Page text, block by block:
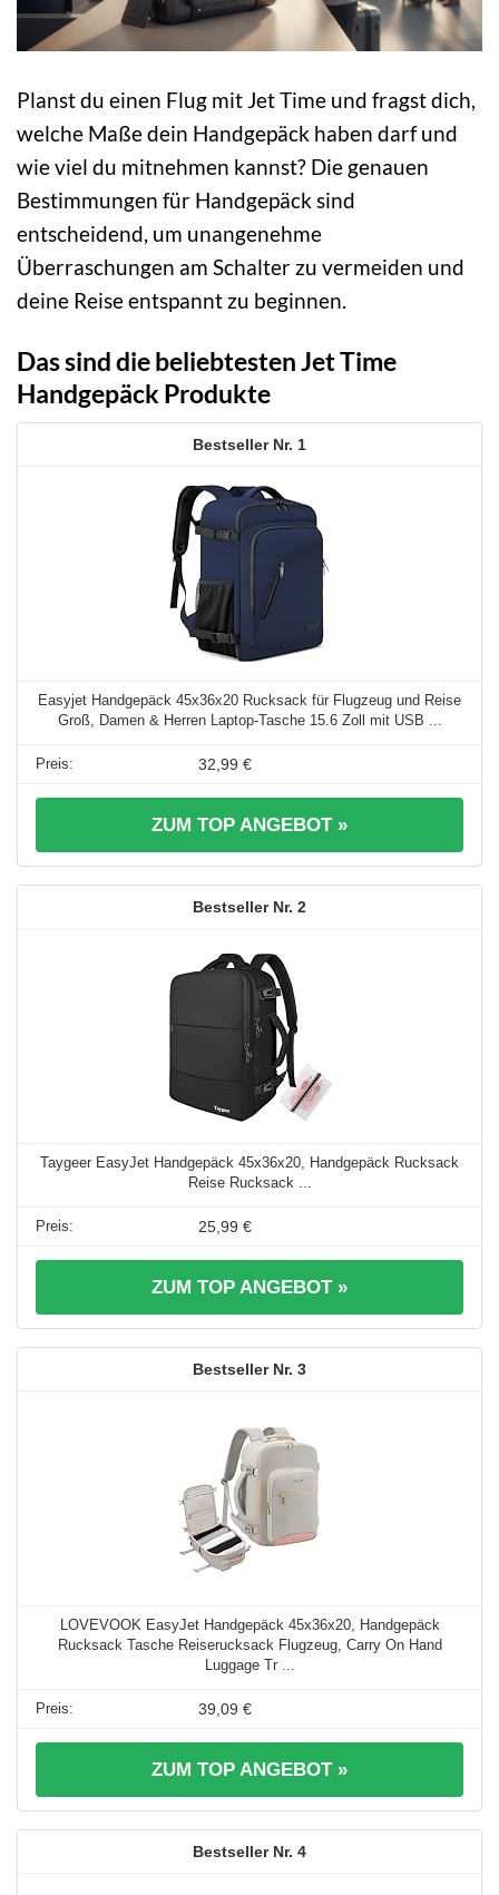
Planst du einen Flug mit Jet Time und fragst dich,
welche Maße dein Handgepäck haben darf und
wie viel du mitnehmen kannst? Die genauen
Bestimmungen für Handgepäck sind
entscheidend, um unangenehme
Überraschungen am Schalter zu vermeiden und
deine Reise entspannt zu beginnen.
Das sind die beliebtesten Jet Time
Handgepäck Produkte
1
Easyjet Handgepäck 45x36x20 Rucksack für Flugzeug und Reise
Groß, Damen & Herren Laptop-Tasche 15.6 Zoll mit USB ...
32,99 €
ZUM TOP ANGEBOT »
2
Taygeer EasyJet Handgepäck 45x36x20, Handgepäck Rucksack
Reise Rucksack ...
25,99 €
ZUM TOP ANGEBOT »
3
LOVEVOOK EasyJet Handgepäck 45x36x20, Handgepäck
Rucksack Tasche Reiserucksack Flugzeug, Carry On Hand
Luggage Tr ...
39,09 €
ZUM TOP ANGEBOT »
4